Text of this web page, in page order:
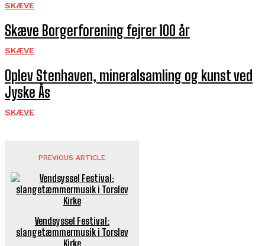
SKÆVE
Skæve Borgerforening fejrer 100 år
SKÆVE
Oplev Stenhaven, mineralsamling og kunst ved
Jyske Ås
SKÆVE
PREVIOUS ARTICLE
Vendsyssel Festival:
slangetæmmermusik i Torslev
Kirke